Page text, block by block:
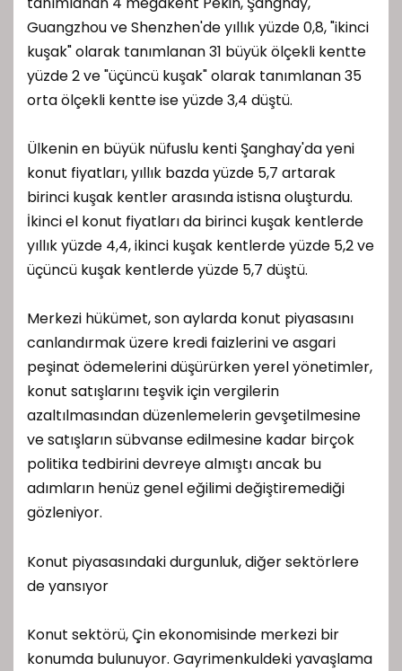
Guangzhou ve Shenzhen'de yıllık yüzde 0,8, "ikinci
kuşak" olarak tanımlanan 31 büyük ölçekli kentte
yüzde 2 ve "üçüncü kuşak" olarak tanımlanan 35
orta ölçekli kentte ise yüzde 3,4 düştü.
Ülkenin en büyük nüfuslu kenti Şanghay'da yeni
konut fiyatları, yıllık bazda yüzde 5,7 artarak
birinci kuşak kentler arasında istisna oluşturdu.
İkinci el konut fiyatları da birinci kuşak kentlerde
yıllık yüzde 4,4, ikinci kuşak kentlerde yüzde 5,2 ve
üçüncü kuşak kentlerde yüzde 5,7 düştü.
Merkezi hükümet, son aylarda konut piyasasını
canlandırmak üzere kredi faizlerini ve asgari
peşinat ödemelerini düşürürken yerel yönetimler,
konut satışlarını teşvik için vergilerin
azaltılmasından düzenlemelerin gevşetilmesine
ve satışların sübvanse edilmesine kadar birçok
politika tedbirini devreye almıştı ancak bu
adımların henüz genel eğilimi değiştiremediği
gözleniyor.
Konut piyasasındaki durgunluk, diğer sektörlere
de yansıyor
Konut sektörü, Çin ekonomisinde merkezi bir
konumda bulunuyor. Gayrimenkuldeki yavaşlama